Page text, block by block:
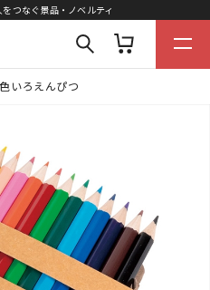
つなぐ景品・ノベルティ
いろえんぴつ